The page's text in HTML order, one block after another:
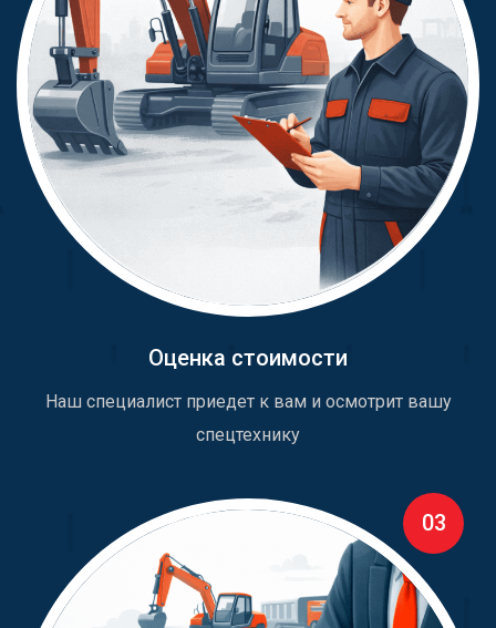
Оценка стоимости
Наш специалист приедет к вам и осмотрит вашу
спецтехнику
03